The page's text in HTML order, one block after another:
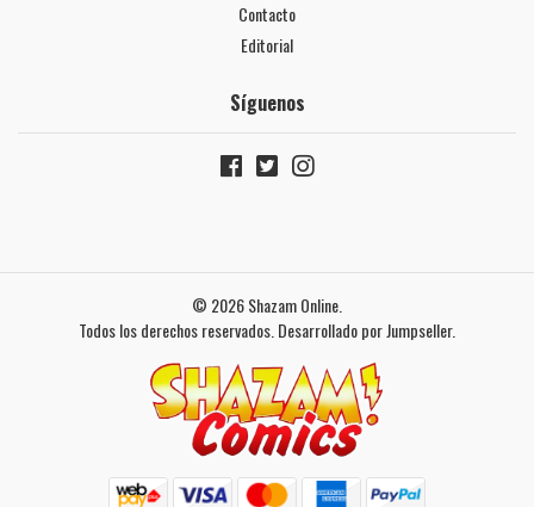
Contacto
Editorial
Síguenos
© 2026 Shazam Online.
Todos los derechos reservados. Desarrollado por Jumpseller.